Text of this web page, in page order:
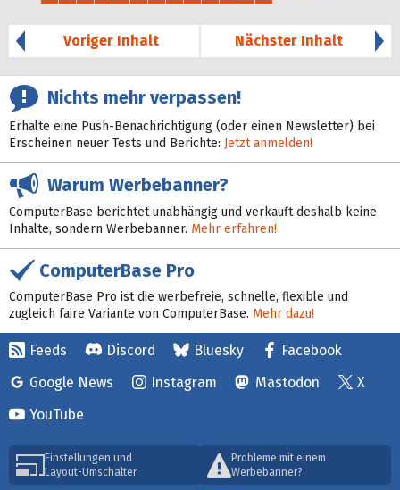
66%
Voriger Inhalt
Nächster Inhalt
Nichts mehr verpassen!
Erhalte eine Push-Benachrichtigung (oder einen Newsletter) bei
Erscheinen neuer Tests und Berichte: Jetzt anmelden!
Warum Werbebanner?
ComputerBase berichtet unabhängig und verkauft deshalb keine
Inhalte, sondern Werbebanner. Mehr erfahren!
ComputerBase Pro
ComputerBase Pro ist die werbefreie, schnelle, flexible und
zugleich faire Variante von ComputerBase. Mehr dazu!
Feeds Discord Bluesky
Facebook
Google News
Instagram Mastodon
X
YouTube
Einstellungen und
Layout-Umschalter
Probleme mit einem
Werbebanner?